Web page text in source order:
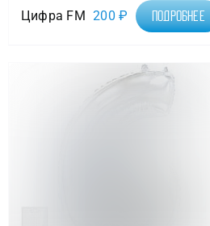
Цифра FM 200₽ Подробнее